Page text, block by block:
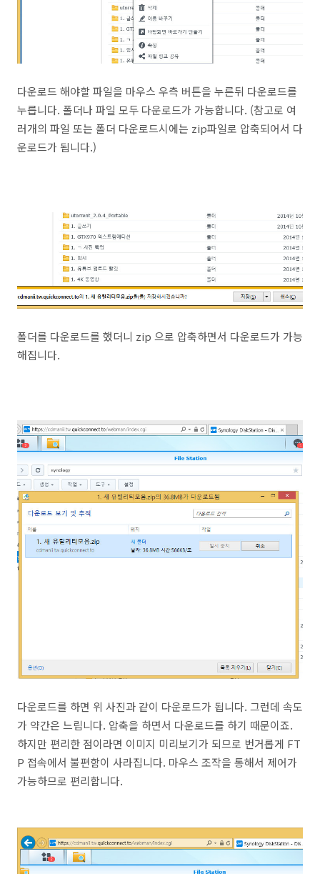
다운로드 해야할 파일을 마우스 우측 버튼을 누른뒤 다운로드를
누릅니다. 폴더나 파일 모두 다운로드가 가능합니다. (참고로 여
러개의 파일 또는 폴더 다운로드시에는 zip파일로 압축되어서 다
운로드가 됩니다.)
폴더를 다운로드를 했더니 zip 으로 압축하면서 다운로드가 가능
해집니다.
다운로드를 하면 위 사진과 같이 다운로드가 됩니다. 그런데 속도
가 약간은 느립니다. 압축을 하면서 다운로드를 하기 때문이죠.
하지만 편리한 점이라면 이미지 미리보기가 되므로 번거롭게 FT
P 접속에서 불편함이 사라집니다. 마우스 조작을 통해서 제어가
가능하므로 편리합니다.